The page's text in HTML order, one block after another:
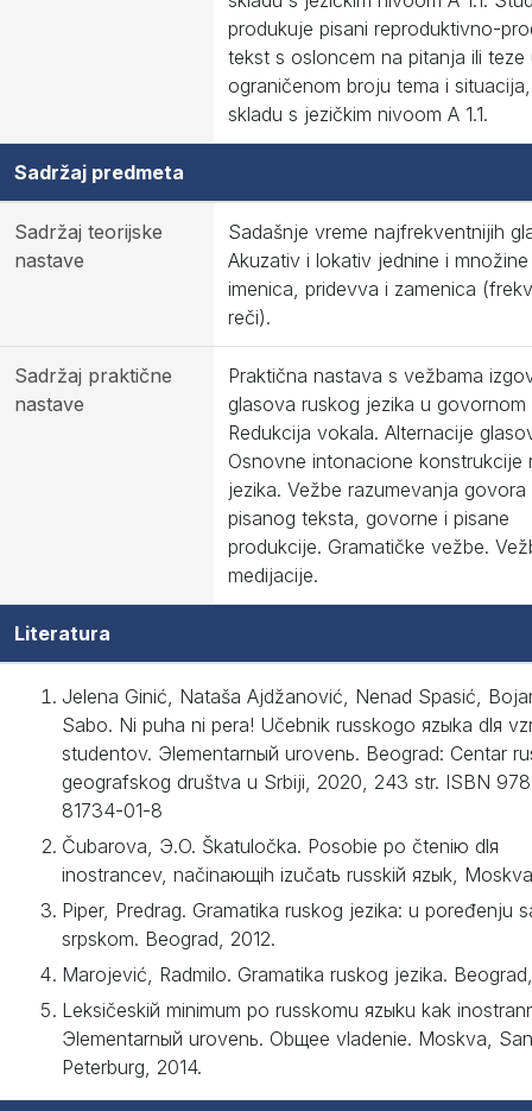
produkuje pisani reproduktivno-
tekst s osloncem na pitanja ili teze
ograničenom broju tema i
skladu s jezičkim nivoom A 1.1.
Sadržaj predmeta
Sadržaj teorijske
nastave
Sadašnje vreme najfrekventnijih
Akuzativ i lokativ jednine i množine
imenica, pridevva i zamenica
reči).
Sadržaj praktične
nastave
Praktična nastava s vežbama
glasova ruskog jezika u govornom
Redukcija vokala. Alternacije
Osnovne intonacione konstrukcije
jezika. Vežbe razumevanja govora
pisanog teksta, govorne i pisane
produkcije. Gramatičke vežbe.
medijacije.
Literatura
Jelena Ginić, Nataša Ajdžanović, Nenad Spasić,
Sabo. Ni puha ni pera! Učebnik russkogo яzыka dlя
studentov. Эlementarnый urovenь. Beograd: Centar
geografskog društva u Srbiji, 2020, 243 str. ISBN
81734-01-8
Čubarova, Э.O. Škatuločka. Posobie po čteniю dlя
inostrancev, načinaющih izučatь russkiй яzыk,
Piper, Predrag. Gramatika ruskog jezika: u poređenju
srpskom. Beograd, 2012.
Marojević, Radmilo. Gramatika ruskog jezika.
Leksičeskiй minimum po russkomu яzыku kak
Эlementarnый urovenь. Obщee vladenie. Moskva,
Peterburg, 2014.